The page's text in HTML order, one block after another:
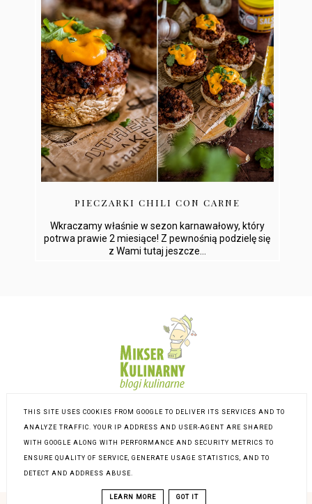
PIECZARKI CHILI CON CARNE
Wkraczamy właśnie w sezon karnawałowy, który
potrwa prawie 2 miesiące! Z pewnośnią podzielę się
z Wami tutaj jeszcze...
THIS SITE USES COOKIES FROM GOOGLE TO DELIVER ITS SERVICES AND TO
ANALYZE TRAFFIC. YOUR IP ADDRESS AND USER-AGENT ARE SHARED
WITH GOOGLE ALONG WITH PERFORMANCE AND SECURITY METRICS TO
ENSURE QUALITY OF SERVICE, GENERATE USAGE STATISTICS, AND TO
DETECT AND ADDRESS ABUSE.
LEARN MORE GOT IT